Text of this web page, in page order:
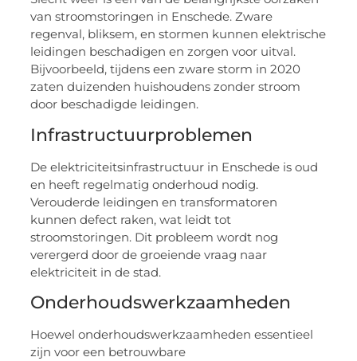
van stroomstoringen in Enschede. Zware
regenval, bliksem, en stormen kunnen elektrische
leidingen beschadigen en zorgen voor uitval.
Bijvoorbeeld, tijdens een zware storm in 2020
zaten duizenden huishoudens zonder stroom
door beschadigde leidingen.
Infrastructuurproblemen
De elektriciteitsinfrastructuur in Enschede is oud
en heeft regelmatig onderhoud nodig.
Verouderde leidingen en transformatoren
kunnen defect raken, wat leidt tot
stroomstoringen. Dit probleem wordt nog
verergerd door de groeiende vraag naar
elektriciteit in de stad.
Onderhoudswerkzaamheden
Hoewel onderhoudswerkzaamheden essentieel
zijn voor een betrouwbare